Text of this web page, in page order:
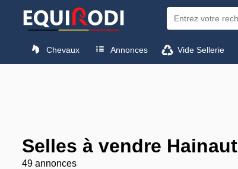
Chevaux Annonces Vide Sellerie
Selles à vendre Hainaut
49 annonces